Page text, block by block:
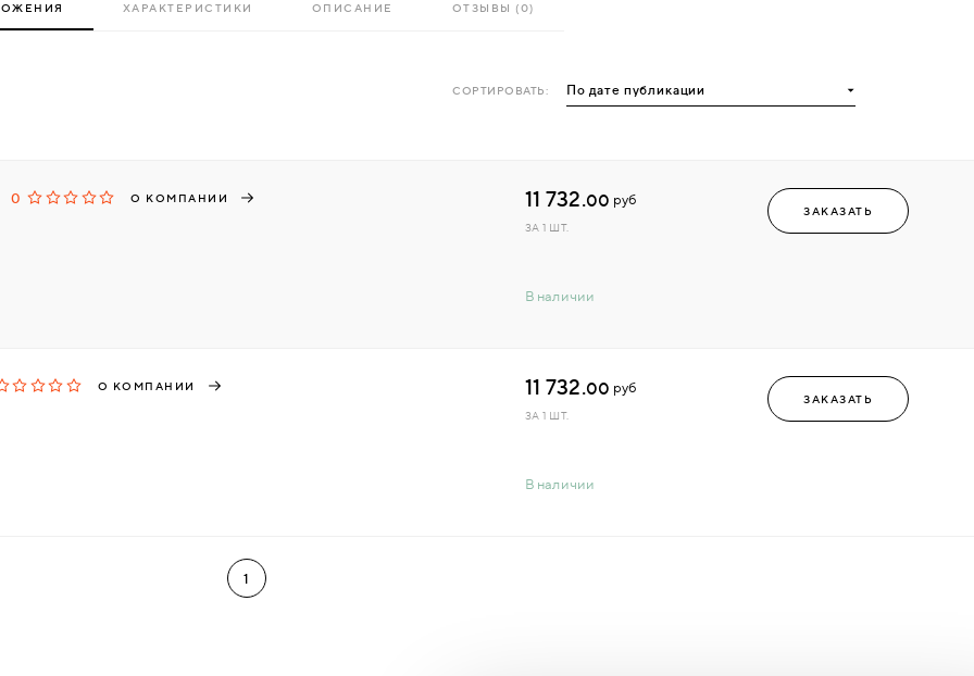
ХАРАКТЕРИСТИКИ ОПИСАНИЕ ОТЗЫВЫ (0)
СОРТИРОВАТЬ:
0 О КОМПАНИИ
В наличии
11 732.00 руб
ЗА 1 ШТ.
ЗАКАЗАТЬ
О КОМПАНИИ
В наличии
11 732.00 руб
ЗА 1 ШТ.
ЗАКАЗАТЬ
1